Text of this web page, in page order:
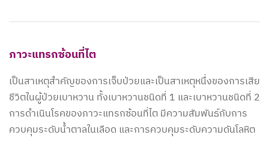
ภาวะแทรกซ้อนที่ไต
เป็นสาเหตุสำคัญของการเจ็บป่วยและเป็นสาเหตุหนึ่งของการเสีย
ชีวิตในผู้ป่วยเบาหวาน ทั้งเบาหวานชนิดที่ 1 และเบาหวานชนิดที่ 2
การดำเนินโรคของภาวะแทรกซ้อนที่ไต มีความสัมพันธ์กับการ
ควบคุมระดับน้ำตาลในเลือด และการควบคุมระดับความดันโลหิต